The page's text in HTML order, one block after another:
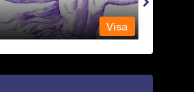
Visa